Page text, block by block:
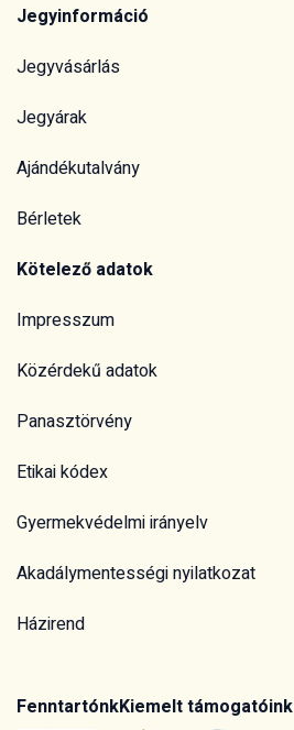
Jegyinformáció
Jegyvásárlás
Jegyárak
Ajándékutalvány
Bérletek
Kötelező adatok
Impresszum
Közérdekű adatok
Panasztörvény
Etikai kódex
Gyermekvédelmi irányelv
Akadálymentességi nyilatkozat
Házirend
FenntartónkKiemelt támogatóink